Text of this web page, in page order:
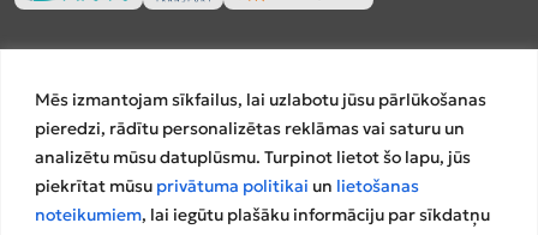
Mēs izmantojam sīkfailus, lai uzlabotu jūsu pārlūkošanas
pieredzi, rādītu personalizētas reklāmas vai saturu un
analizētu mūsu datuplūsmu. Turpinot lietot šo lapu, jūs
piekrītat mūsu privātuma politikai un lietošanas
noteikumiem, lai iegūtu plašāku informāciju par sīkdatņu
Salīdzināšanas platformas